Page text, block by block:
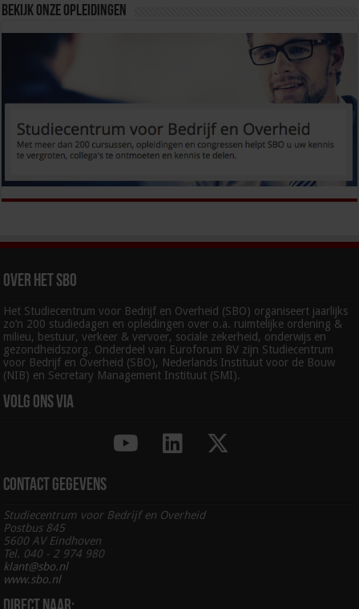
Bekijk onze opleidingen
Over het SBO
Het Studiecentrum voor Bedrijf en Overheid (SBO) organiseert jaarlijks
zo’n 200 studiedagen en opleidingen over o.a. ruimtelijke ordening &
milieu, bestuur, verkeer & vervoer, sociale zekerheid, onderwijs en
gezondheidszorg. Onderdeel van Euroforum BV zijn Studiecentrum
voor Bedrijf en Overheid (SBO), Nederlands Instituut voor de Bouw
(NIB) en Secretary Management Instituut (SMI).
Volg ons via
Contact gegevens
Studiecentrum voor Bedrijf en Overheid
Postbus 845
5600 AV Eindhoven
Tel. 040 - 2 974 980
klant@sbo.nl
www.sbo.nl